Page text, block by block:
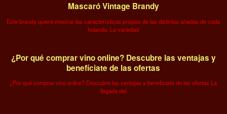
Mascaró Vintage Brandy
Este brandy quiere mostrar las características propias de las distintas añadas de cada
holanda. La variedad
¿Por qué comprar vino online? Descubre las ventajas y
benefíciate de las ofertas
¿Por qué comprar vino online? Descubre las ventajas y benefíciate de las ofertas La
llegada del